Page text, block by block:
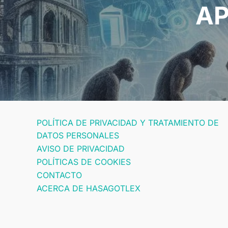
POLÍTICA DE PRIVACIDAD Y TRATAMIENTO DE
DATOS PERSONALES
AVISO DE PRIVACIDAD
POLÍTICAS DE COOKIES
CONTACTO
ACERCA DE HASAGOTLEX